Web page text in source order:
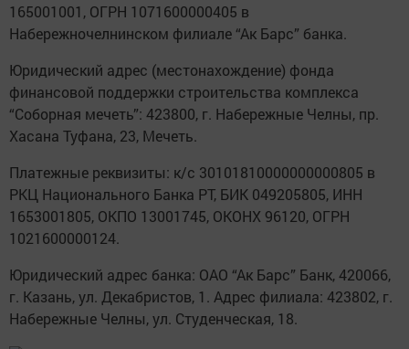
165001001, ОГРН 1071600000405 в
Набережночелнинском филиале “Ак Барс” банка.
Юридический адрес (местонахождение) фонда
финансовой поддержки строительства комплекса
“Соборная мечеть”: 423800, г. Набережные Челны, пр.
Хасана Туфана, 23, Мечеть.
Платежные реквизиты: к/с 30101810000000000805 в
РКЦ Национального Банка РТ, БИК 049205805, ИНН
1653001805, ОКПО 13001745, ОКОНХ 96120, ОГРН
1021600000124.
Юридический адрес банка: ОАО “Ак Барс” Банк, 420066,
г. Казань, ул. Декабристов, 1. Адрес филиала: 423802, г.
Набережные Челны, ул. Студенческая, 18.